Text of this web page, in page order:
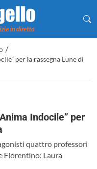
/
per la rassegna Lune di
Indocile” per
quattro professori
Fiorentino: Laura